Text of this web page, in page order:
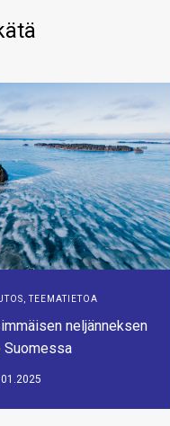
, TEEMATIETOA
neljänneksen
Suomessa